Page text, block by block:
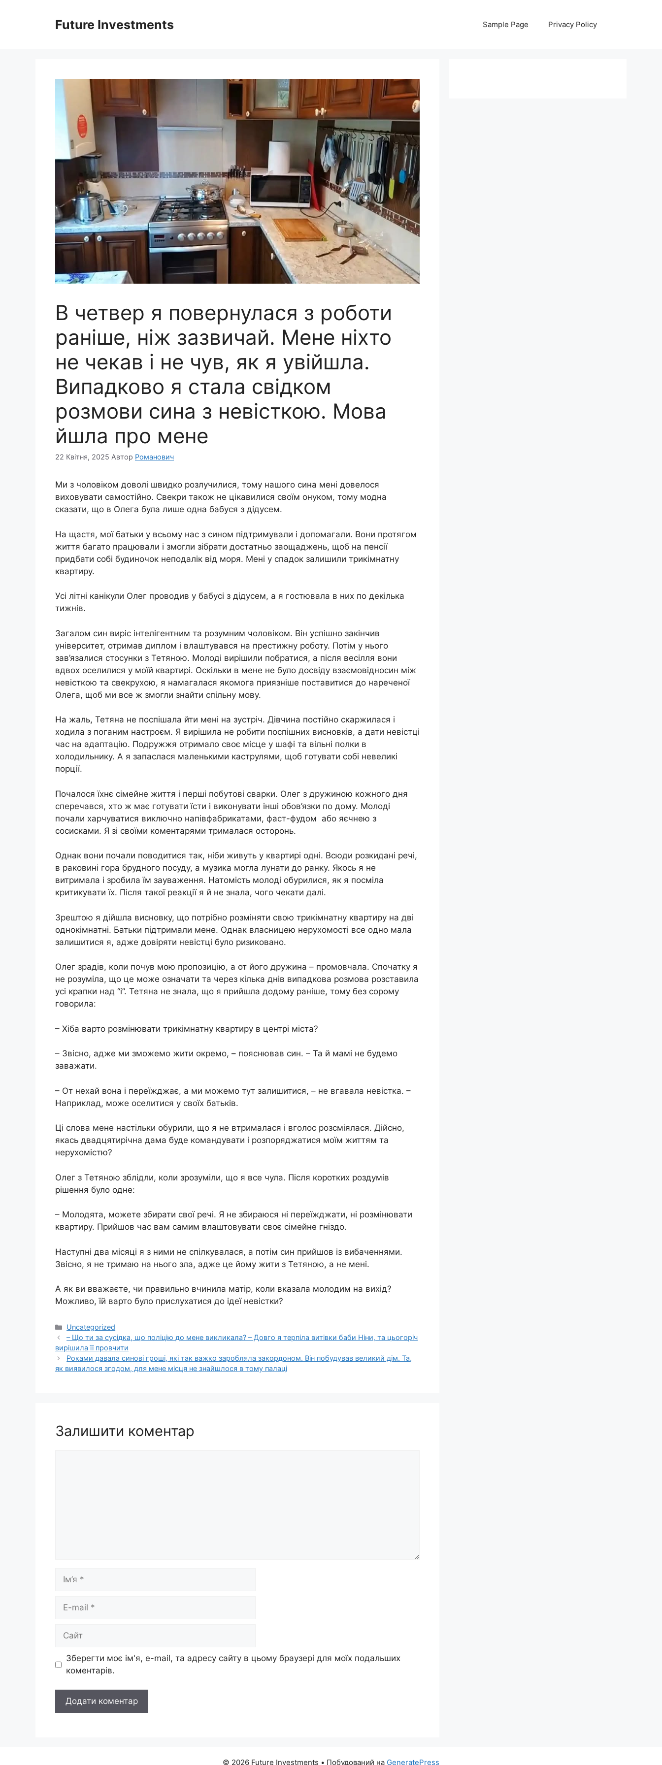
Future Investments Sample Page Privacy Policy
В четвер я повернулася з роботи
раніше, ніж зазвичай. Мене ніхто
не чекав і не чув, як я увійшла.
Випадково я стала свідком
розмови сина з невісткою. Мова
йшла про мене
22 Квітня, 2025 Автор Романович
Ми з чоловіком доволі швидко розлучилися, тому нашого сина мені довелося
виховувати самостійно. Свекри також не цікавилися своїм онуком, тому модна
сказати, що в Олега була лише одна бабуся з дідусем.
На щастя, мої батьки у всьому нас з сином підтримували і допомагали. Вони протягом
життя багато працювали і змогли зібрати достатньо заощаджень, щоб на пенсії
придбати собі будиночок неподалік від моря. Мені у спадок залишили трикімнатну
квартиру.
Усі літні канікули Олег проводив у бабусі з дідусем, а я гостювала в них по декілька
тижнів.
Загалом син виріс інтелігентним та розумним чоловіком. Він успішно закінчив
університет, отримав диплом і влаштувався на престижну роботу. Потім у нього
зав’язалися стосунки з Тетяною. Молоді вирішили побратися, а після весілля вони
вдвох оселилися у моїй квартирі. Оскільки в мене не було досвіду взаємовідносин між
невісткою та свекрухою, я намагалася якомога приязніше поставитися до нареченої
Олега, щоб ми все ж змогли знайти спільну мову.
На жаль, Тетяна не поспішала йти мені на зустріч. Дівчина постійно скаржилася і
ходила з поганим настроєм. Я вирішила не робити поспішних висновків, а дати невістці
час на адаптацію. Подружжя отримало своє місце у шафі та вільні полки в
холодильнику. А я запаслася маленькими каструлями, щоб готувати собі невеликі
порції.
Почалося їхнє сімейне життя і перші побутові сварки. Олег з дружиною кожного дня
сперечався, хто ж має готувати їсти і виконувати інші обов’язки по дому. Молоді
почали харчуватися виключно напівфабрикатами, фаст-фудом або яєчнею з
сосисками. Я зі своїми коментарями трималася осторонь.
Однак вони почали поводитися так, ніби живуть у квартирі одні. Всюди розкидані речі,
в раковині гора брудного посуду, а музика могла лунати до ранку. Якось я не
витримала і зробила їм зауваження. Натомість молоді обурилися, як я посміла
критикувати їх. Після такої реакції я й не знала, чого чекати далі.
Зрештою я дійшла висновку, що потрібно розміняти свою трикімнатну квартиру на дві
однокімнатні. Батьки підтримали мене. Однак власницею нерухомості все одно мала
залишитися я, адже довіряти невістці було ризиковано.
Олег зрадів, коли почув мою пропозицію, а от його дружина – промовчала. Спочатку я
не розуміла, що це може означати та через кілька днів випадкова розмова розставила
усі крапки над “і”. Тетяна не знала, що я прийшла додому раніше, тому без сорому
говорила:
– Хіба варто розмінювати трикімнатну квартиру в центрі міста?
– Звісно, адже ми зможемо жити окремо, – пояснював син. – Та й мамі не будемо
заважати.
– От нехай вона і переїжджає, а ми можемо тут залишитися, – не вгавала невістка. –
Наприклад, може оселитися у своїх батьків.
Ці слова мене настільки обурили, що я не втрималася і вголос розсміялася. Дійсно,
якась двадцятирічна дама буде командувати і розпоряджатися моїм життям та
нерухомістю?
Олег з Тетяною зблідли, коли зрозуміли, що я все чула. Після коротких роздумів
рішення було одне:
– Молодята, можете збирати свої речі. Я не збираюся ні переїжджати, ні розмінювати
квартиру. Прийшов час вам самим влаштовувати своє сімейне гніздо.
Наступні два місяці я з ними не спілкувалася, а потім син прийшов із вибаченнями.
Звісно, я не тримаю на нього зла, адже це йому жити з Тетяною, а не мені.
А як ви вважаєте, чи правильно вчинила матір, коли вказала молодим на вихід?
Можливо, їй варто було прислухатися до ідеї невістки?
Категорії
Uncategorized
– Що ти за сусідка, що поліцію до мене викликала? – Довго я терпіла витівки баби Ніни, та цьогоріч
вирішила її провчити
Роками давала синові гроші, які так важко заробляла закордоном. Він побудував великий дім. Та,
як виявилося згодом, для мене місця не знайшлося в тому палаці
Залишити коментар
Ім’я
Сайт
Зберегти моє ім'я, e-mail, та адресу сайту в цьому браузері для моїх подальших
коментарів.
© 2026 Future Investments • Побудований на GeneratePress